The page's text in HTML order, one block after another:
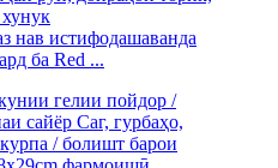
нав истифодашаванда
ба Red ...